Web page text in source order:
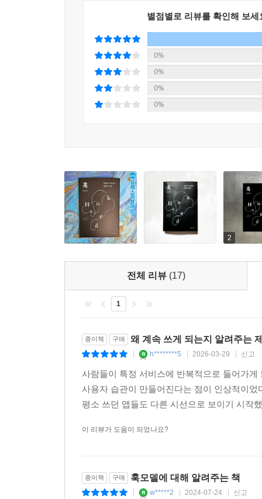
사용자의 불편과 고통을 재빨리 감지해 그것을
식으로 바꾸었는지 그 메커니즘을 생생하게 이해
이 책은 저자가 주로 활동한 첨단 기술 기업들
도처에서 목격된다. 우리의 마음을 파고들어 지
파악하면 어느 분야에서나 폭넓게 적용할 수 있을
수 있을 것이다.
별점별로 리뷰를 확인해 보세
0%
0%
0%
0%
2
전체 리뷰 (17)
1
종이책 구매 왜 계속 쓰게 되는지 알려주는
h********5 2026-03-29 신고
사람들이 특정 서비스에 반복적으로 들어가
사용자 습관이 만들어진다는 점이 인상적이
평소 쓰던 앱들도 다른 시선으로 보이기 시작
이 리뷰가 도움이 되었나요?
종이책 구매 훅모델에 대해 알려주는 책
w*****2 2024-07-24 신고